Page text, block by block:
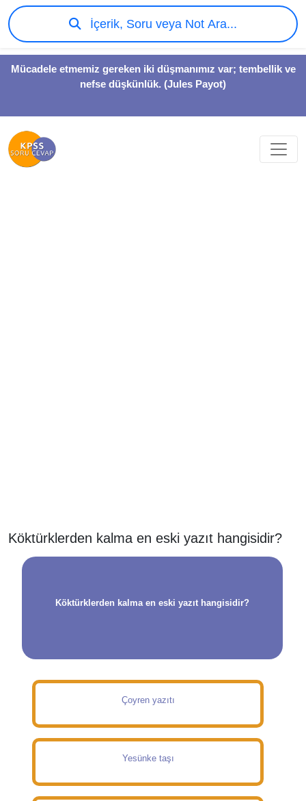
Mücadele etmemiz gereken iki düşmanımız var; tembellik ve
nefse düşkünlük. (Jules Payot)
İçerik, Soru veya Not Ara...
Köktürklerden kalma en eski yazıt hangisidir?
Köktürklerden kalma en eski yazıt hangisidir?
Çoyren yazıtı
Yesünke taşı